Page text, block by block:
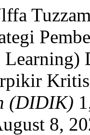
Learning)
(DIDIK)
8,